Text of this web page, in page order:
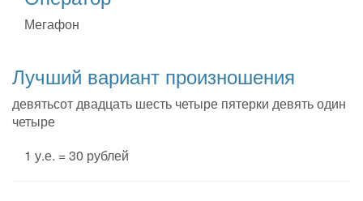
Мегафон
Лучший вариант произношения
девятьсот двадцать шесть четыре пятерки девять один
четыре
1 у.е. = 30 рублей